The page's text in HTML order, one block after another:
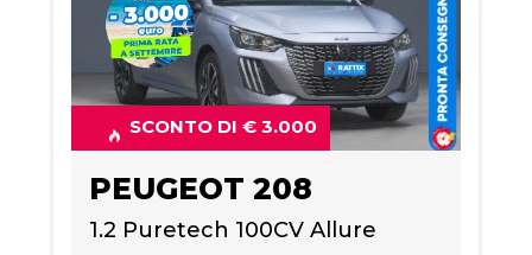
SCONTO DI € 3.000
PEUGEOT 208
1.2 Puretech 100CV Allure